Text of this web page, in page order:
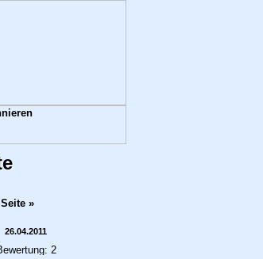
»
26.04.2011